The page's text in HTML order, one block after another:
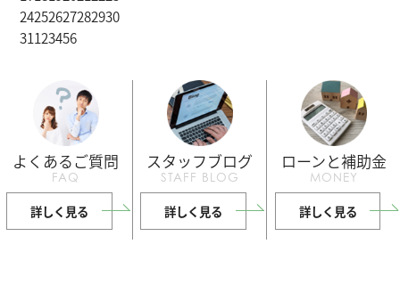
24252627282930
31123456
よくあるご質問
FAQ
詳しく見る
スタッフブログ
STAFF BLOG
詳しく見る
ローンと補助金
MONEY
詳しく見る